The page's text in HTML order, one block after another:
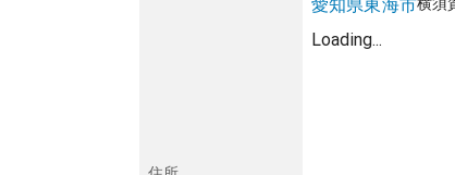
愛知県東海市
Loading...